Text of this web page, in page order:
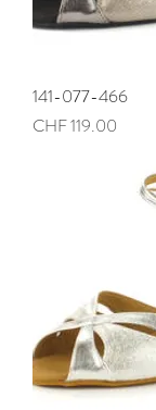
141-077-466
Preis
CHF 119.00